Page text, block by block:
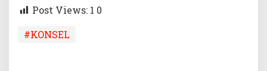
Post Views: 1 0
#KONSEL